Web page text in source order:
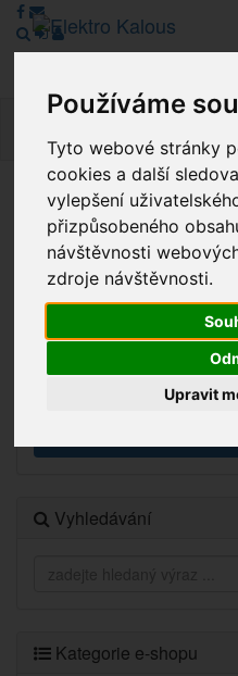
Používáme
Tyto webové stránky
cookies a další
vylepšení
přizpůsobeného
návštěvnosti
zdroje návštěvnosti.
Upravit
Vážení zákazníci, v tuto
režimu Katalogu.
Děkujeme za pochopení.
Výprodej
Vyhledávání
Kategorie e-shopu